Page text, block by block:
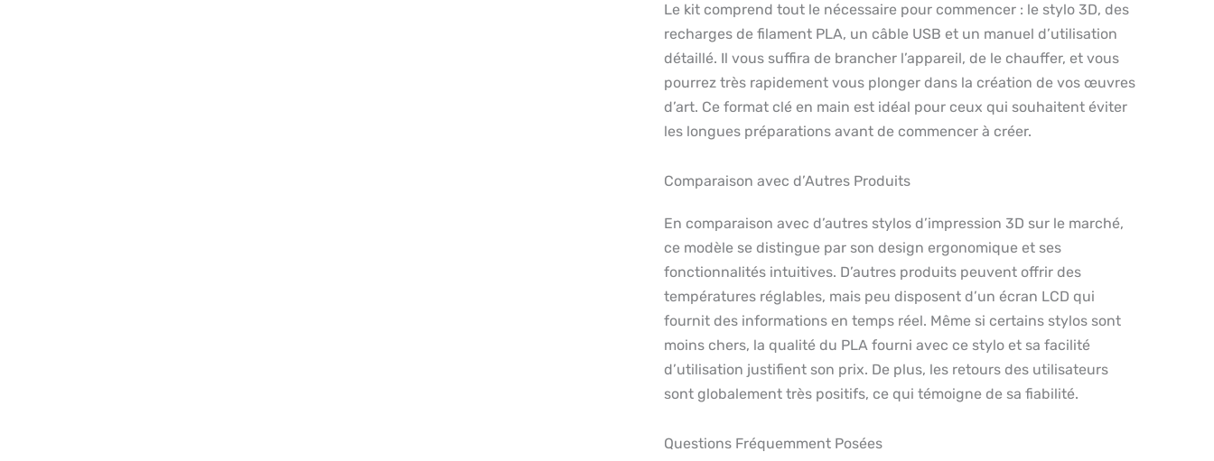
Le kit comprend tout le nécessaire pour commencer : le stylo 3D, des
recharges de filament PLA, un câble USB et un manuel d’utilisation
détaillé. Il vous suffira de brancher l’appareil, de le chauffer, et vous
pourrez très rapidement vous plonger dans la création de vos œuvres
d’art. Ce format clé en main est idéal pour ceux qui souhaitent éviter
les longues préparations avant de commencer à créer.
Comparaison avec d’Autres Produits
En comparaison avec d’autres stylos d’impression 3D sur le marché,
ce modèle se distingue par son design ergonomique et ses
fonctionnalités intuitives. D’autres produits peuvent offrir des
températures réglables, mais peu disposent d’un écran LCD qui
fournit des informations en temps réel. Même si certains stylos sont
moins chers, la qualité du PLA fourni avec ce stylo et sa facilité
d’utilisation justifient son prix. De plus, les retours des utilisateurs
sont globalement très positifs, ce qui témoigne de sa fiabilité.
Questions Fréquemment Posées